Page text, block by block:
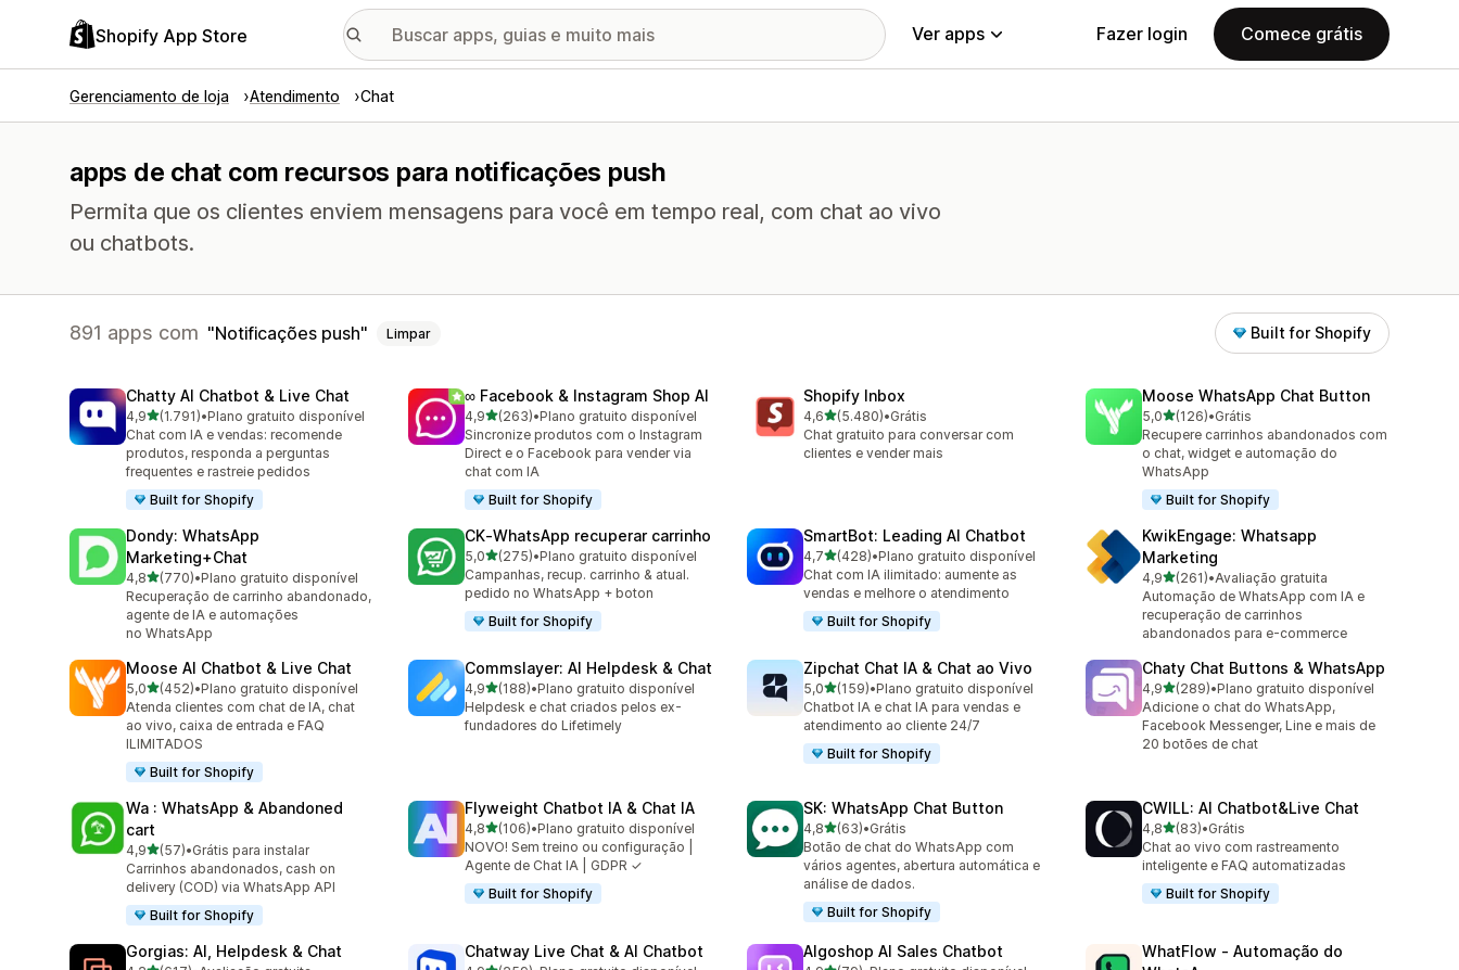
Shopify App Store Ver apps Fazer login Comece grátis
Gerenciamento de loja Atendimento Chat
apps de chat com recursos para notificações push
Permita que os clientes enviem mensagens para você em tempo real, com chat ao vivo
ou chatbots.
891 apps com Notificações push Limpar Built for Shopify
Chatty AI Chatbot & Live Chat
4,9de 5 estrelas
(1.791)
1791 avaliações ao todo
•Plano gratuito disponível
Chat com IA e vendas: recomende
produtos, responda a perguntas
frequentes e rastreie pedidos
Built for Shopify
∞ Facebook & Instagram Shop AI
4,9de 5 estrelas
(263)
263 avaliações ao todo
•Plano gratuito disponível
Sincronize produtos com o Instagram
Direct e o Facebook para vender via
chat com IA
Built for Shopify
Shopify Inbox
4,6de 5 estrelas
(5.480)
5480 avaliações ao todo
•Grátis
Chat gratuito para conversar com
clientes e vender mais
Moose WhatsApp Chat Button
5,0de 5 estrelas
(126)
126 avaliações ao todo
•Grátis
Recupere carrinhos abandonados com
o chat, widget e automação do
WhatsApp
Built for Shopify
Dondy: WhatsApp
Marketing+Chat
4,8de 5 estrelas
(770)
770 avaliações ao todo
•Plano gratuito disponível
Recuperação de carrinho abandonado,
agente de IA e automações
no WhatsApp
CK‑WhatsApp recuperar carrinho
5,0de 5 estrelas
(275)
275 avaliações ao todo
•Plano gratuito disponível
Campanhas, recup. carrinho & atual.
pedido no WhatsApp + boton
Built for Shopify
SmartBot: Leading AI Chatbot
4,7de 5 estrelas
(428)
428 avaliações ao todo
•Plano gratuito disponível
Chat com IA ilimitado: aumente as
vendas e melhore o atendimento
Built for Shopify
KwikEngage: Whatsapp
Marketing
4,9de 5 estrelas
(261)
261 avaliações ao todo
•Avaliação gratuita
Automação de WhatsApp com IA e
recuperação de carrinhos
abandonados para e-commerce
Moose AI Chatbot & Live Chat
5,0de 5 estrelas
(452)
452 avaliações ao todo
•Plano gratuito disponível
Atenda clientes com chat de IA, chat
ao vivo, caixa de entrada e FAQ
ILIMITADOS
Built for Shopify
Commslayer: AI Helpdesk & Chat
4,9de 5 estrelas
(188)
188 avaliações ao todo
•Plano gratuito disponível
Helpdesk e chat criados pelos ex-
fundadores do Lifetimely
Zipchat Chat IA & Chat ao Vivo
5,0de 5 estrelas
(159)
159 avaliações ao todo
•Plano gratuito disponível
Chatbot IA e chat IA para vendas e
atendimento ao cliente 24/7
Built for Shopify
Chaty Chat Buttons & WhatsApp
4,9de 5 estrelas
(289)
289 avaliações ao todo
•Plano gratuito disponível
Adicione o chat do WhatsApp,
Facebook Messenger, Line e mais de
20 botões de chat
Wa : WhatsApp & Abandoned
cart
4,9de 5 estrelas
(57)
57 avaliações ao todo
•Grátis para instalar
Carrinhos abandonados, cash on
delivery (COD) via WhatsApp API
Built for Shopify
Flyweight Chatbot IA & Chat IA
4,8de 5 estrelas
(106)
106 avaliações ao todo
•Plano gratuito disponível
NOVO! Sem treino ou configuração |
Agente de Chat IA | GDPR ✓
Built for Shopify
SK: WhatsApp Chat Button
4,8de 5 estrelas
(63)
63 avaliações ao todo
•Grátis
Botão de chat do WhatsApp com
vários agentes, abertura automática e
análise de dados.
Built for Shopify
CWILL: AI Chatbot&Live Chat
4,8de 5 estrelas
(83)
83 avaliações ao todo
•Grátis
Chat ao vivo com rastreamento
inteligente e FAQ automatizadas
Built for Shopify
Gorgias: AI, Helpdesk & Chat Chatway Live Chat & AI Chatbot Algoshop AI Sales Chatbot
WhatFlow ‑ Automação do